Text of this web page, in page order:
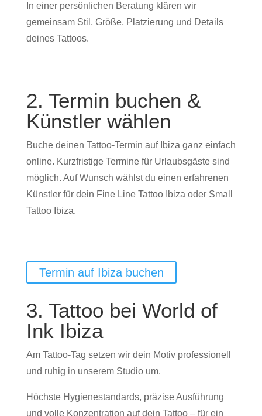
In einer persönlichen Beratung klären wir
gemeinsam Stil, Größe, Platzierung und Details
deines Tattoos.
2. Termin buchen &
Künstler wählen
Buche deinen Tattoo-Termin auf Ibiza ganz einfach
online. Kurzfristige Termine für Urlaubsgäste sind
möglich. Auf Wunsch wählst du einen erfahrenen
Künstler für dein Fine Line Tattoo Ibiza oder Small
Tattoo Ibiza.
Termin auf Ibiza buchen
3. Tattoo bei World of
Ink Ibiza
Am Tattoo-Tag setzen wir dein Motiv professionell
und ruhig in unserem Studio um.
Höchste Hygienestandards, präzise Ausführung
und volle Konzentration auf dein Tattoo – für ein